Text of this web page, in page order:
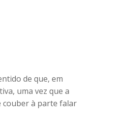
de que, em
uma vez que a
couber à parte falar